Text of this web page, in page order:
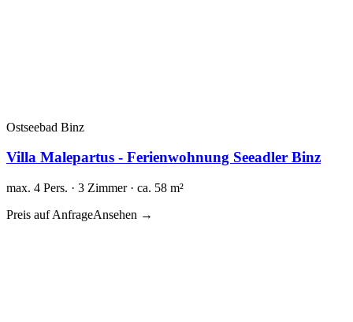
Ostseebad Binz
Villa Malepartus - Ferienwohnung Seeadler Binz
max. 4 Pers. · 3 Zimmer · ca. 58 m²
Preis auf AnfrageAnsehen →